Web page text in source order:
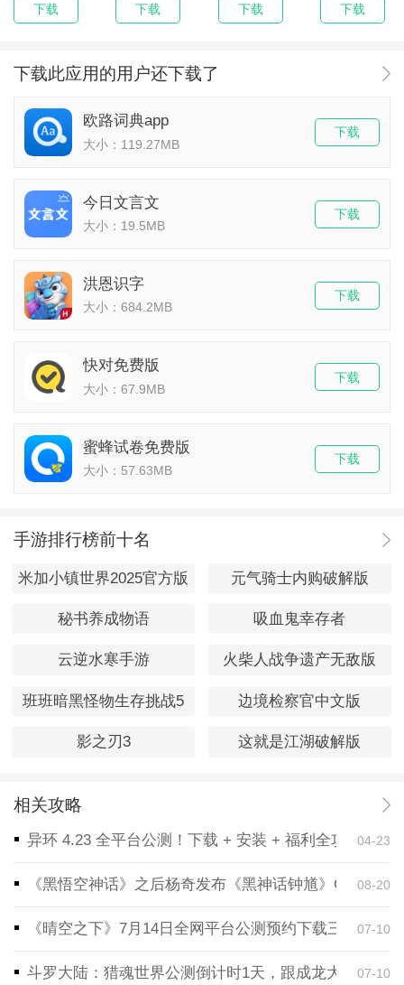
下载 下载 下载 下载
下载此应用的用户还下载了
欧路词典app
大小：119.27MB
下载
今日文言文
大小：19.5MB
下载
洪恩识字
大小：684.2MB
下载
快对免费版
大小：67.9MB
下载
蜜蜂试卷免费版
大小：57.63MB
下载
手游排行榜前十名
米加小镇世界2025官方版 元气骑士内购破解版
秘书养成物语 吸血鬼幸存者
云逆水寒手游 火柴人战争遗产无敌版
班班暗黑怪物生存挑战5 边境检察官中文版
影之刃3 这就是江湖破解版
相关攻略
异环 4.23 全平台公测！下载 + 安装 + 福利全攻略，一
04-23
《黑悟空神话》之后杨奇发布《黑神话钟馗》CG！预
08-20
《晴空之下》7月14日全网平台公测预约下载三端同步
07-10
斗罗大陆：猎魂世界公测倒计时1天，跟成龙大哥一起
07-10